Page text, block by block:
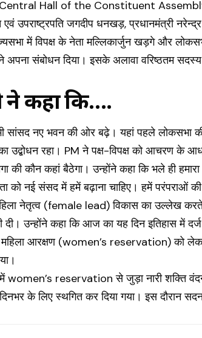
Hall of the Constituent Assembly)
उपराष्ट्रपति जगदीप धनखड़, प्रधानमंत्री
में विपक्ष के नेता मल्लिकार्जुन खड़गे और
अपना संबोधन दिया। इसके अलावा वरिष्ठतम
ने कहा कि….
सांसद नए भवन की ओर बढ़े। यहां पहले लोकसभा
उद्बोधन रहा। PM ने पक्ष-विपक्ष को आचरण
की कौन कहां बैठेगा। उन्होंने कहा कि भले ही
नई संसद में हमें बढ़ाना चाहिए। हमें परंपराओं की
नेतृत्व (female lead) विकास का उल्लेख करते
दी। उन्होंने कहा कि आज का यह दिन इतिहास में
आरक्षण (women’s reservation) को लेकर
women’s reservation से जुड़ा नारी शक्ति
दिनभर के लिए स्थगित कर दिया गया। इस दौरान